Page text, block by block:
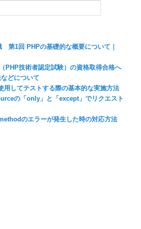
第1回 PHPの基礎的な概要について｜
PHP技術者認定試験）の資格取得合格へ
どについて
用してテストする際の基本的な実施方法
の「only」と「except」でリクエスト
のエラーが発生した時の対応方法